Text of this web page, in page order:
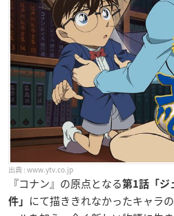
www.ytv.co.jp
『コナン』の原点となる第1話「ジ
件」
にて描ききれなかったキャラ